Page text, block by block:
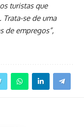
turistas que
se de uma
de empregos”,